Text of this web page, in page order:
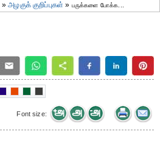
»அழகுக் குறிப்புகள் » பருக்களை போக்க...
Font size: